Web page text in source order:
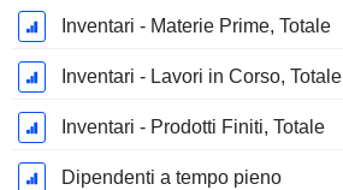
Inventari - Materie Prime, Totale
Inventari - Lavori in Corso, Totale
Inventari - Prodotti Finiti, Totale
Dipendenti a tempo pieno